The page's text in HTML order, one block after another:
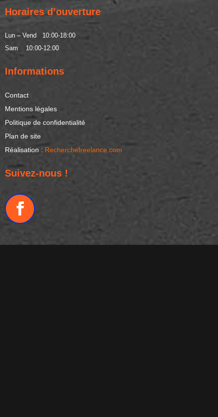
Horaires d’ouverture
Lun – Vend 10:00-18:00
Sam 10:00-12:00
Informations
Contact
Mentions légales
Politique de confidentialité
Plan de site
Réalisation : Recherchefreelance.com
Suivez-nous !